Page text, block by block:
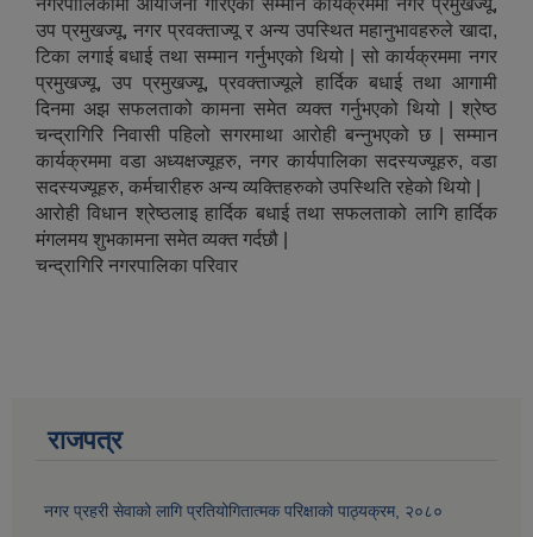
नगरपालिकामा आयोजना गरिएको सम्मान कार्यक्रममा नगर प्रमुखज्यू,
उप प्रमुखज्यू, नगर प्रवक्ताज्यू र अन्य उपस्थित महानुभावहरुले खादा,
टिका लगाई बधाई तथा सम्मान गर्नुभएको थियो | सो कार्यक्रममा नगर
प्रमुखज्यू, उप प्रमुखज्यू, प्रवक्ताज्यूले हार्दिक बधाई तथा आगामी
दिनमा अझ सफलताको कामना समेत व्यक्त गर्नुभएको थियो | श्रेष्ठ
चन्द्रागिरि निवासी पहिलो सगरमाथा आरोही बन्नुभएको छ | सम्मान
कार्यक्रममा वडा अध्यक्षज्यूहरु, नगर कार्यपालिका सदस्यज्यूहरु, वडा
सदस्यज्यूहरु, कर्मचारीहरु अन्य व्यक्तिहरुको उपस्थिति रहेको थियो |
आरोही विधान श्रेष्ठलाइ हार्दिक बधाई तथा सफलताको लागि हार्दिक
मंगलमय शुभकामना समेत व्यक्त गर्दछौ |
चन्द्रागिरि नगरपालिका परिवार
राजपत्र
नगर प्रहरी सेवाको लागि प्रतियोगितात्मक परिक्षाको पाठ्यक्रम, २०८०